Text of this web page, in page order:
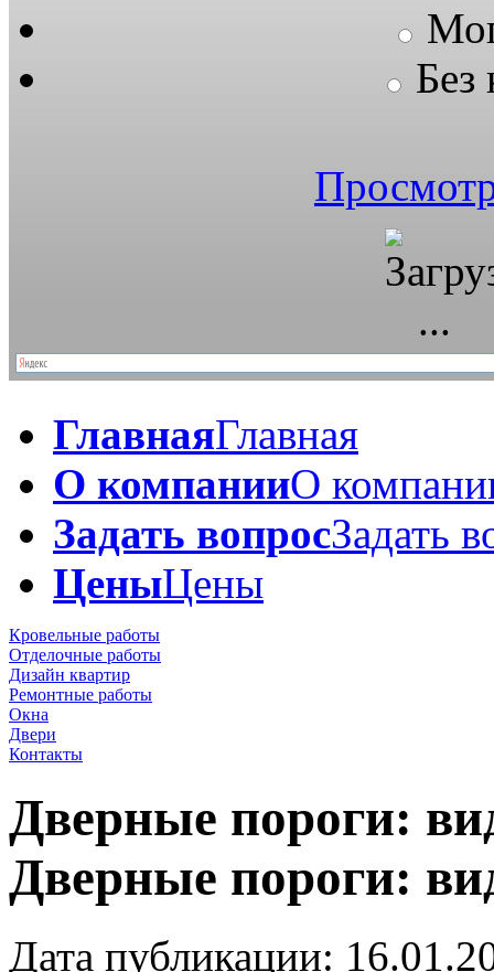
Без
ГлавнаяГлавная
О компанииО
Задать вопросЗадать
ЦеныЦены
Кровельные работы
Отделочные работы
Дизайн квартир
Ремонтные работы
Окна
Двери
Контакты
Дверные пороги:
Дверные пороги:
Дата публикации: